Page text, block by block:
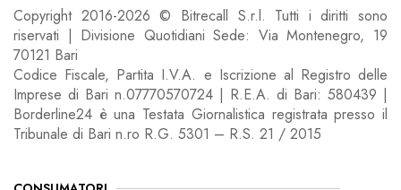
Copyright 2016-2026 © Bitrecall S.r.l. Tutti i diritti sono
riservati | Divisione Quotidiani Sede: Via Montenegro, 19
70121 Bari
Codice Fiscale, Partita I.V.A. e Iscrizione al Registro delle
Imprese di Bari n.07770570724 | R.E.A. di Bari: 580439 |
Borderline24 è una Testata Giornalistica registrata presso il
Tribunale di Bari n.ro R.G. 5301 – R.S. 21 / 2015